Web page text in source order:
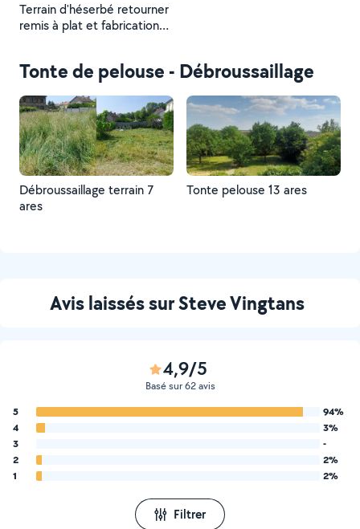
Terrain d'héserbé retourner
remis à plat et fabrication
Tonte de pelouse - Débroussaillage
Débroussaillage terrain 7
ares
Tonte pelouse 13 ares
Avis laissés sur Steve Vingtans
4,9/5
Basé sur 62 avis
5
94%
4
3%
3
-
2
2%
1
2%
Filtrer